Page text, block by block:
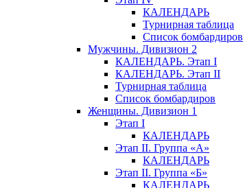
КАЛЕНДАРЬ
Турнирная таблица
Список бомбардиров
Мужчины. Дивизион 2
КАЛЕНДАРЬ. Этап I
КАЛЕНДАРЬ. Этап II
Турнирная таблица
Список бомбардиров
Женщины. Дивизион 1
Этап I
КАЛЕНДАРЬ
Этап II. Группа «А»
КАЛЕНДАРЬ
Этап II. Группа «Б»
КАЛЕНДАРЬ